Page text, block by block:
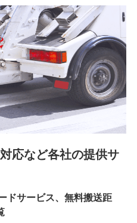
、給与支給、福利厚生・採用
ため、当社と従業員または従
情報の提供業務、契約締結手
びこれらに準ずる業務の遂行
め
準ずる業務の遂行のため
応など各社の提供サ
ドサービス、無料搬送距